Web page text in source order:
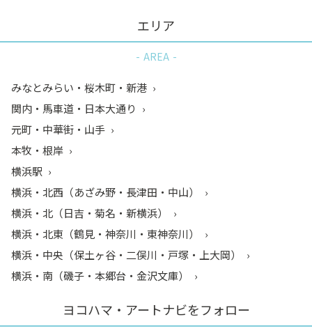
エリア
AREA
みなとみらい・桜木町・新港
関内・馬車道・日本大通り
元町・中華街・山手
本牧・根岸
横浜駅
横浜・北西（あざみ野・長津田・中山）
横浜・北（日吉・菊名・新横浜）
横浜・北東（鶴見・神奈川・東神奈川）
横浜・中央（保土ヶ谷・二俣川・戸塚・上大岡）
横浜・南（磯子・本郷台・金沢文庫）
ヨコハマ・アートナビをフォロー